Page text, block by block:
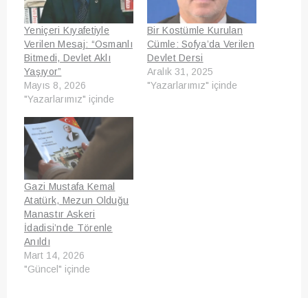
Yeniçeri Kıyafetiyle
Verilen Mesaj: “Osmanlı
Bitmedi, Devlet Aklı
Yaşıyor”
Mayıs 8, 2026
"Yazarlarımız" içinde
Bir Kostümle Kurulan
Cümle: Sofya’da Verilen
Devlet Dersi
Aralık 31, 2025
"Yazarlarımız" içinde
Gazi Mustafa Kemal
Atatürk, Mezun Olduğu
Manastır Askeri
İdadisi’nde Törenle
Anıldı
Mart 14, 2026
"Güncel" içinde